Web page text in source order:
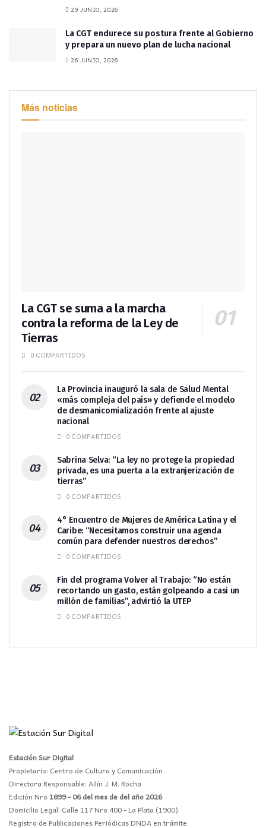
29 JUNIO, 2026
La CGT endurece su postura frente al Gobierno
y prepara un nuevo plan de lucha nacional
26 JUNIO, 2026
Más noticias
La CGT se suma a la marcha
contra la reforma de la Ley de
Tierras
0 COMPARTIDOS
La Provincia inauguró la sala de Salud Mental
«más compleja del país» y defiende el modelo
de desmanicomialización frente al ajuste
nacional
0 COMPARTIDOS
Sabrina Selva: “La ley no protege la propiedad
privada, es una puerta a la extranjerización de
tierras”
0 COMPARTIDOS
4° Encuentro de Mujeres de América Latina y el
Caribe: “Necesitamos construir una agenda
común para defender nuestros derechos”
0 COMPARTIDOS
Fin del programa Volver al Trabajo: “No están
recortando un gasto, están golpeando a casi un
millón de familias”, advirtió la UTEP
0 COMPARTIDOS
Estación Sur Digital
Propietario: Centro de Cultura y Comunicación
Directora Responsable: Ailín J. M. Rocha
Edición Nro 1899 - 06 del mes de del año 2026
Domicilio Legal: Calle 117 Nro 400 - La Plata (1900)
Registro de Publicaciones Periódicas DNDA en trámite